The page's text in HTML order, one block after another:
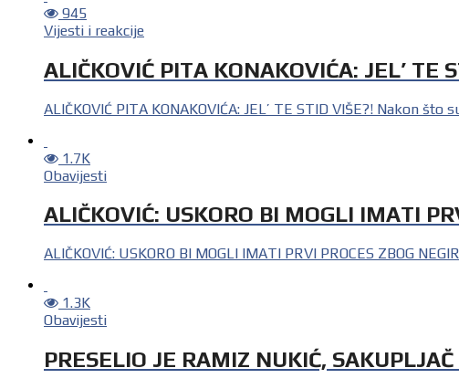
945
Vijesti i reakcije
ALIČKOVIĆ PITA KONAKOVIĆA: JEL’ TE
ALIČKOVIĆ PITA KONAKOVIĆA: JEL’ TE STID VIŠE?! Nakon
1.7K
Obavijesti
ALIČKOVIĆ: USKORO BI MOGLI IMATI
ALIČKOVIĆ: USKORO BI MOGLI IMATI PRVI PROCES ZBOG
1.3K
Obavijesti
PRESELIO JE RAMIZ NUKIĆ,